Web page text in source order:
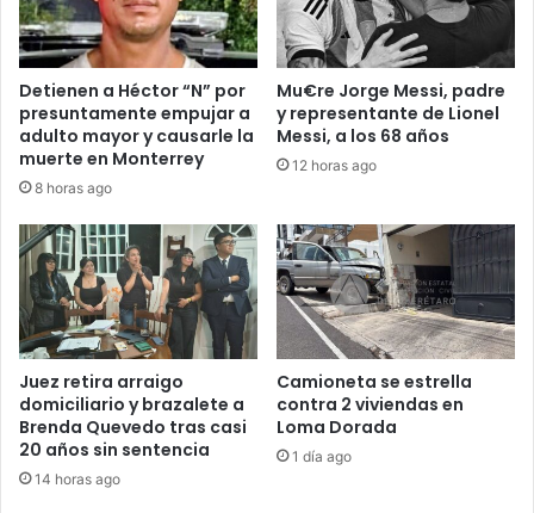
Detienen a Héctor “N” por
presuntamente empujar a
adulto mayor y causarle la
muerte en Monterrey
8 horas ago
Mu€re Jorge Messi, padre
y representante de Lionel
Messi, a los 68 años
12 horas ago
Juez retira arraigo
domiciliario y brazalete a
Brenda Quevedo tras casi
20 años sin sentencia
14 horas ago
Camioneta se estrella
contra 2 viviendas en
Loma Dorada
1 día ago